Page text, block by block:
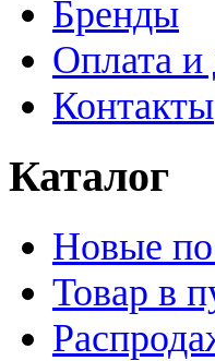
Бренды
Оплата и
Контакты
Каталог
Новые
Товар в